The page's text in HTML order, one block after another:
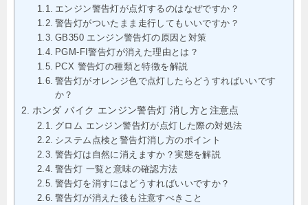
エンジン警告灯が点灯するのはなぜですか？
警告灯がついたまま走行してもいいですか？
GB350 エンジン警告灯の原因と対策
PGM-FI警告灯が消えた理由とは？
PCX 警告灯の種類と特徴を解説
警告灯がオレンジ色で点灯したらどうすればいいです
か？
ホンダ バイク エンジン警告灯 消し方と注意点
グロム エンジン警告灯が点灯した際の対処法
システム点検と警告灯消し方のポイント
警告灯は自然に消えますか？実態を解説
警告灯 一覧と意味の確認方法
警告灯を消すにはどうすればいいですか？
警告灯が消えた後も注意すべきこと